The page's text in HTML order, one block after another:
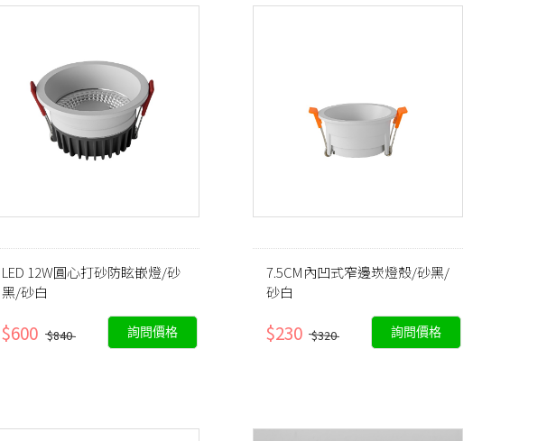
LED 12W圓心打砂防眩嵌燈/砂
黑/砂白
$600 $840 詢問價格
7.5CM內凹式窄邊崁燈殼/砂黑/
砂白
$230 $320 詢問價格